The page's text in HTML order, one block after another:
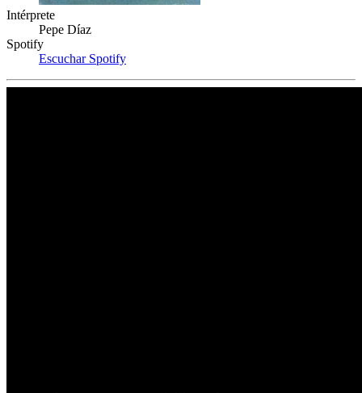
Intérprete
Pepe Díaz
Spotify
Escuchar Spotify